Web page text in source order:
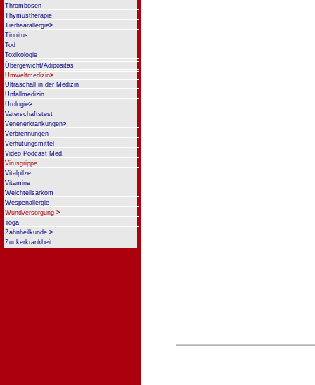
Thrombosen
Thymustherapie
Tierhaarallergie>
Tinnitus
Tod
Toxikologie
Übergewicht/Adipositas
Umweltmedizin>
Ultraschall in der Medizin
Unfallmedizin
Urologie>
Vaterschaftstest
Venenerkrankungen>
Verbrennungen
Verhütungsmittel
Video Podcast Med.
Virusgrippe
Vitalpilze
Vitamine
Weichteilsarkom
Wespenallergie
Wundversorgung >
Yoga
Zahnheilkunde >
Zuckerkrankheit